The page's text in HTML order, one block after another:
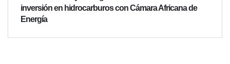
inversión en hidrocarburos con Cámara Africana de
Energía